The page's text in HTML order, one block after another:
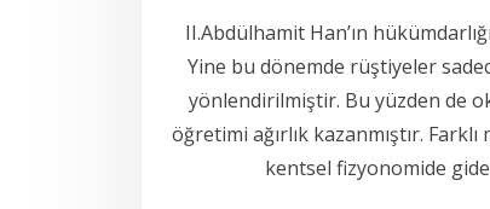
II.Abdülhamit Han’ın
Yine bu dönemde rüştiyeler
yönlendirilmiştir. Bu yüzden de
öğretimi ağırlık kazanmıştır.
kentsel fizyonomide